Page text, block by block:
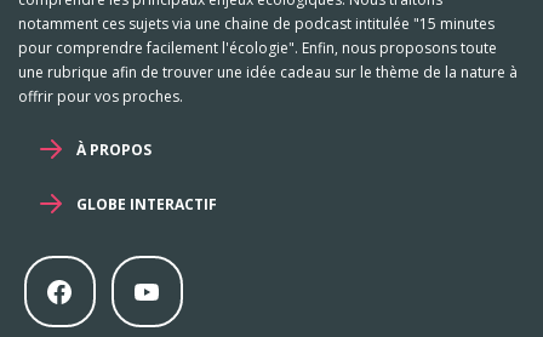
notamment ces sujets via une chaine de podcast intitulée "15 minutes
pour comprendre facilement l'écologie". Enfin, nous proposons toute
une rubrique afin de trouver une idée cadeau sur le thème de la nature à
offrir pour vos proches.
À PROPOS
GLOBE INTERACTIF